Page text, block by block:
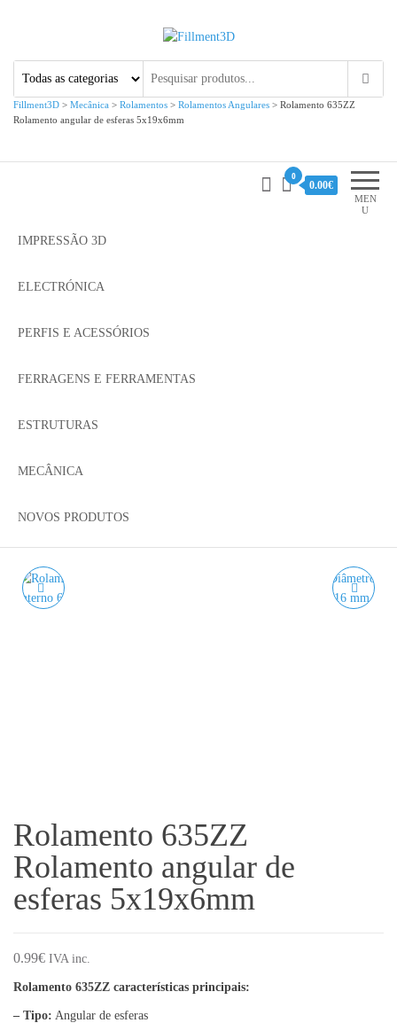
Fillment3D
Fillment3D > Mecânica > Rolamentos > Rolamentos Angulares > Rolamento 635ZZ
Rolamento angular de esferas 5x19x6mm
MEN
U
0
0.00€
IMPRESSÃO 3D
ELECTRÓNICA
PERFIS E ACESSÓRIOS
FERRAGENS E FERRAMENTAS
ESTRUTURAS
MECÂNICA
NOVOS PRODUTOS
Rolamento 635ZZ
Rolamento angular de
esferas 5x19x6mm
0.99€ IVA inc.
Rolamento 635ZZ características principais:
– Tipo: Angular de esferas